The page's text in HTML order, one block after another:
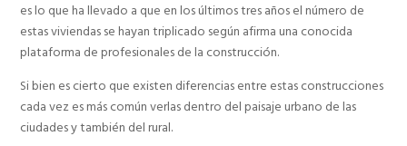
es lo que ha llevado a que en los últimos tres años el número de
estas viviendas se hayan triplicado según afirma una conocida
plataforma de profesionales de la construcción.
Si bien es cierto que existen diferencias entre estas construcciones
cada vez es más común verlas dentro del paisaje urbano de las
ciudades y también del rural.